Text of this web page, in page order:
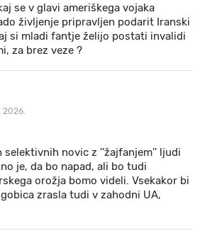
se v glavi ameriškega vojaka
življenje pripravljen podarit Iranski
si mladi fantje želijo postati invalidi
za brez veze ?
2026.
selektivnih novic z ''žajfanjem'' ljudi
je, da bo napad, ali bo tudi
orožja bomo videli. Vsekakor bi
zrasla tudi v zahodni UA,